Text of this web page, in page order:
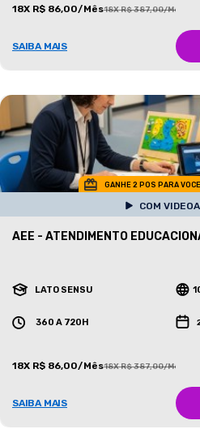
18X R$ 86,00/Mês18X R$ 387,00/Mês
SAIBA MAIS
GANHE 2 POS PARA
COM
AEE - ATENDIMENTO
LATO SENSU
360 A 720H
18X R$ 86,00/Mês18X R$ 387,00/Mês
SAIBA MAIS